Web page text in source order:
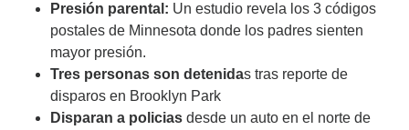
Presión parental: Un estudio revela los 3 códigos
postales de Minnesota donde los padres sienten
mayor presión.
Tres personas son detenidas tras reporte de
disparos en Brooklyn Park
Disparan a policias desde un auto en el norte de